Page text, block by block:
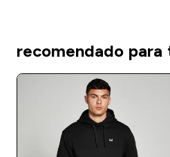
recomendado para